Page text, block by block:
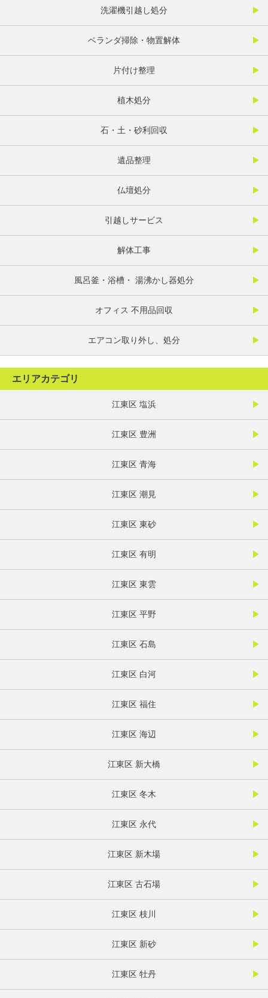
洗濯機引越し処分
ベランダ掃除・物置解体
片付け整理
植木処分
石・土・砂利回収
遺品整理
仏壇処分
引越しサービス
解体工事
風呂釜・浴槽・ 湯沸かし器処分
オフィス 不用品回収
エアコン取り外し、処分
エリアカテゴリ
江東区 塩浜
江東区 豊洲
江東区 青海
江東区 潮見
江東区 東砂
江東区 有明
江東区 東雲
江東区 平野
江東区 石島
江東区 白河
江東区 福住
江東区 海辺
江東区 新大橋
江東区 冬木
江東区 永代
江東区 新木場
江東区 古石場
江東区 枝川
江東区 新砂
江東区 牡丹